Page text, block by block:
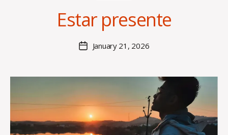
Estar presente
author
n
s
S
n
PostJanuary 21, 2026